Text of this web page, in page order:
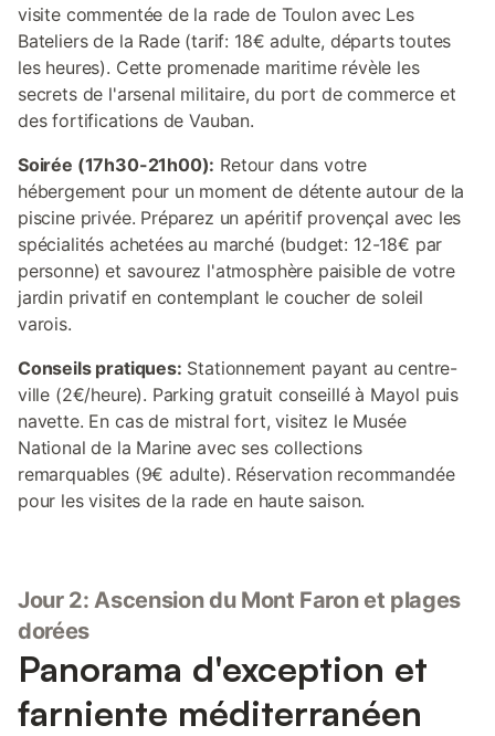
visite commentée de la rade de Toulon avec Les
Bateliers de la Rade (tarif: 18€ adulte, départs toutes
les heures). Cette promenade maritime révèle les
secrets de l'arsenal militaire, du port de commerce et
des fortifications de Vauban.
Soirée (17h30-21h00): Retour dans votre
hébergement pour un moment de détente autour de la
piscine privée. Préparez un apéritif provençal avec les
spécialités achetées au marché (budget: 12-18€ par
personne) et savourez l'atmosphère paisible de votre
jardin privatif en contemplant le coucher de soleil
varois.
Conseils pratiques: Stationnement payant au centre-
ville (2€/heure). Parking gratuit conseillé à Mayol puis
navette. En cas de mistral fort, visitez le Musée
National de la Marine avec ses collections
remarquables (9€ adulte). Réservation recommandée
pour les visites de la rade en haute saison.
Jour 2: Ascension du Mont Faron et plages
dorées
Panorama d'exception et
farniente méditerranéen